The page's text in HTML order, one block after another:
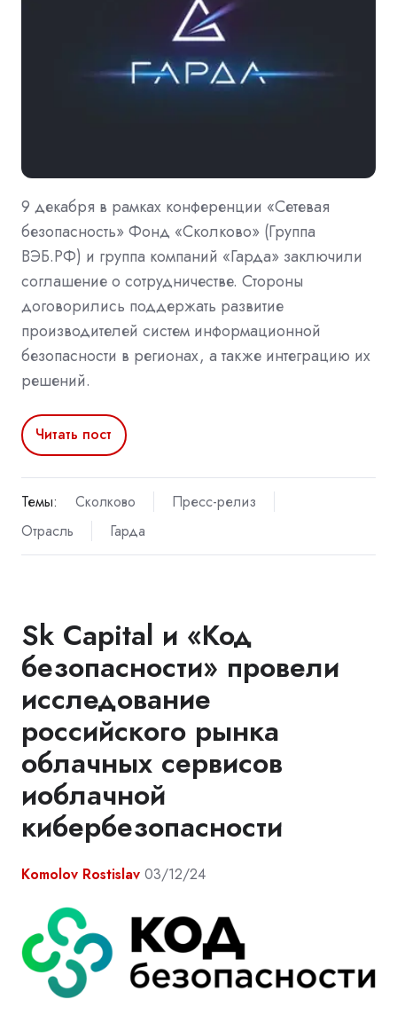
9 декабря в рамках конференции «Сетевая
безопасность» Фонд «Сколково» (Группа
ВЭБ.РФ) и группа компаний «Гарда» заключили
соглашение о сотрудничестве. Стороны
договорились поддержать развитие
производителей систем информационной
безопасности в регионах, а также интеграцию их
решений.
Читать пост
Темы: Сколково
Пресс-релиз
Отрасль
Гарда
Sk Capital и «Код
безопасности» провели
исследование
российского рынка
облачных сервисов
иоблачной
кибербезопасности
Komolov Rostislav 03/12/24